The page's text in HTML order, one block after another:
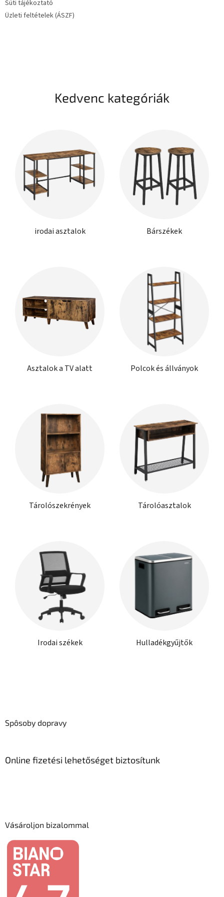
Süti tájékoztató
Üzleti feltételek (ÁSZF)
Kedvenc kategóriák
irodai asztalok Bárszékek
Asztalok a TV alatt Polcok és állványok
Tárolószekrények Tárolóasztalok
Irodai székek Hulladékgyűjtők
Spôsoby dopravy
Online fizetési lehetőséget biztosítunk
Vásároljon bizalommal